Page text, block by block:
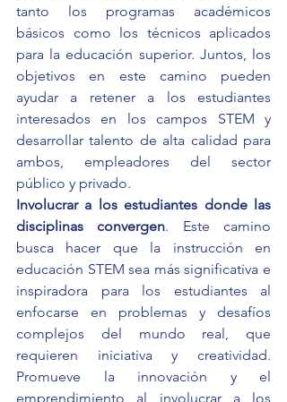
tanto los programas académicos
básicos como los técnicos aplicados
para la educación superior. Juntos, los
objetivos en este camino pueden
ayudar a retener a los estudiantes
interesados ​​en los campos STEM y
desarrollar talento de alta calidad para
ambos, empleadores del sector
público y privado.
Involucrar a los estudiantes donde las
disciplinas convergen. Este camino
busca hacer que la instrucción en
educación STEM sea más significativa e
inspiradora para los estudiantes al
enfocarse en problemas y desafíos
complejos del mundo real, que
requieren iniciativa y creatividad.
Promueve la innovación y el
emprendimiento al involucrar a los